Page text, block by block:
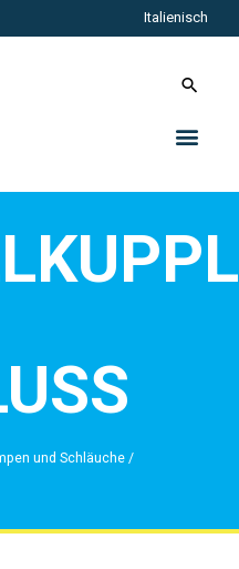
Italienisch
und Schläuche /